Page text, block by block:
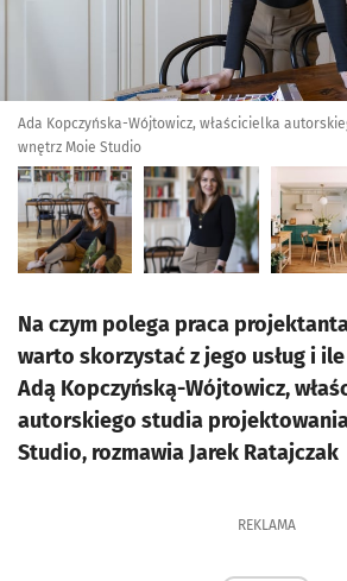
Ada Kopczyńska-Wójtowicz, właścicielka
wnętrz Moie Studio
Na czym polega praca
warto skorzystać z jego usług i
Adą Kopczyńską-Wójtowicz,
autorskiego studia
Studio, rozmawia Jarek Ratajczak
REKLAMA